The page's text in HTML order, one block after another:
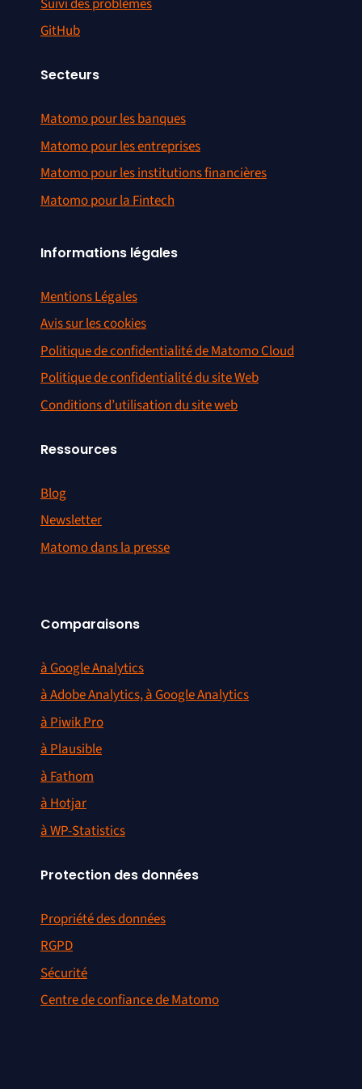
GitHub
Secteurs
Matomo pour les banques
Matomo pour les entreprises
Matomo pour les institutions financières
Matomo pour la Fintech
Informations légales
Mentions Légales
Avis sur les cookies
Politique de confidentialité de Matomo Cloud
Politique de confidentialité du site Web
Conditions d’utilisation du site web
Ressources
Blog
Newsletter
Matomo dans la presse
Comparaisons
à Google Analytics
à Adobe Analytics, à Google Analytics
à Piwik Pro
à Plausible
à Fathom
à Hotjar
à WP-Statistics
Protection des données
Propriété des données
RGPD
Sécurité
Centre de confiance de Matomo